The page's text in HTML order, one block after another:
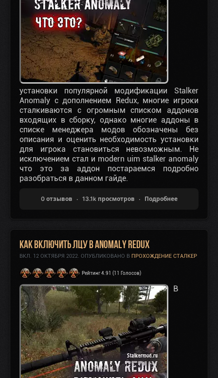
установки популярной модификации Stalker
Anomaly с дополнением Redux, многие игроки
сталкиваются с огромным списком аддонов
входящих в сборку, однако многие аддоны в
списке менеджера модов обозначены без
описания и оценить необходимость установки
для игрока становиться невозможным. Не
исключением стал и modern uim stalker anomaly
что это за аддон постараемся подробно
разобраться в данном гайде.
0 отзывов 13.1k просмотров Подробнее
Как включить ЛЦУ в Anomaly Redux
ВКЛ. 12 ОКТЯБРЯ 2022. ОПУБЛИКОВАНО В ПРОХОЖДЕНИЕ СТАЛКЕР
Рейтинг 4.91 (11 Голосов)
В